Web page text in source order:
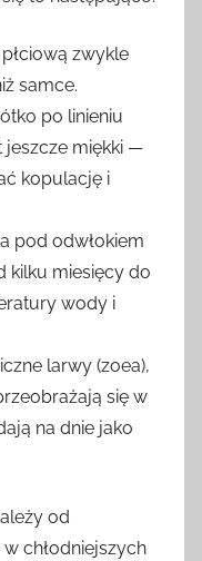
zwykle
samce.
po linieniu
jeszcze miękki —
kopulację i
pod odwłokiem
kilku miesięcy do
wody i
larwy (zoea),
się w
na dnie jako
od
chłodniejszych